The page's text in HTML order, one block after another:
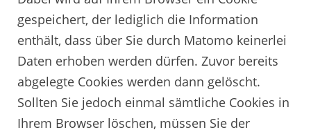
gespeichert, der lediglich die Information
enthält, dass über Sie durch Matomo keinerlei
Daten erhoben werden dürfen. Zuvor bereits
abgelegte Cookies werden dann gelöscht.
Sollten Sie jedoch einmal sämtliche Cookies in
Ihrem Browser löschen, müssen Sie der